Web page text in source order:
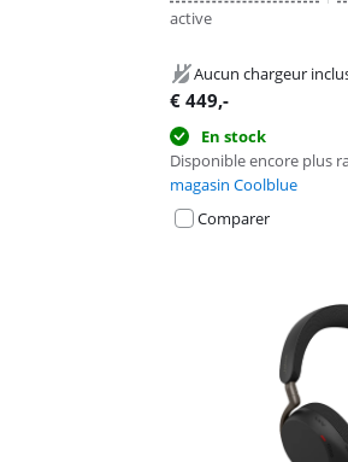
active
Aucun chargeur
€ 449,-
En stock
Disponible encore plus
magasin Coolblue
Comparer